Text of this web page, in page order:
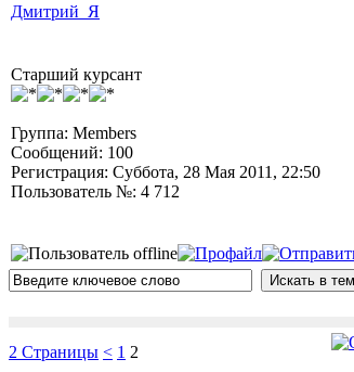
Дмитрий_Я
Старший курсант
Группа: Members
Сообщений: 100
Регистрация: Суббота, 28 Мая 2011, 22:50
Пользователь №: 4 712
2 Страницы < 1 2